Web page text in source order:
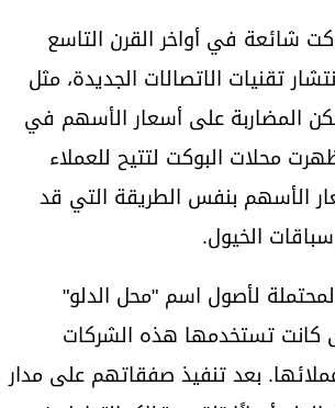
شائعة في أواخر القرن التاسع
تقنيات الاتصالات الجديدة، مثل
المضاربة على أسعار الأسهم في
محلات البوكت لتتيح للعملاء
الأسهم بنفس الطريقة التي قد
الخيول.
لأصول اسم "محل الدلو"
كانت تستخدمها هذه الشركات
بعد تنفيذ صفقاتهم على مدار